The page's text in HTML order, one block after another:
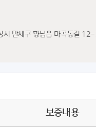
시 만세구 향남읍 마곡동길
보증내용